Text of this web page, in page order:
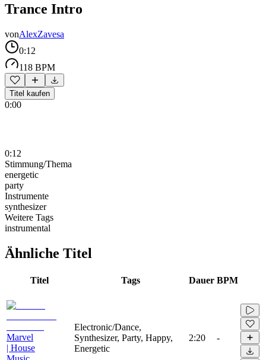
Trance Intro
vonAlexZavesa
0:12
118 BPM
Titel kaufen
0:00
0:12
Stimmung/Thema
energetic
party
Instrumente
synthesizer
Weitere Tags
instrumental
Ähnliche Titel
Titel Tags Dauer BPM
Marvel
| House
Electronic/Dance,
Synthesizer, Party, Happy,
Energetic
2:20 -